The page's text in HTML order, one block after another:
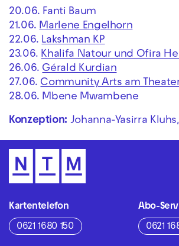
20.06. Fanti Baum
21.06. Marlene Engelhorn
22.06. Lakshman KP
23.06. Khalifa Natour und Ofira
26.06. Gérald Kurdian
27.06. Community Arts am
28.06. Mbene Mwambene
Konzeption: Johanna-Yasirra
Kartentelefon
0621 1680 150
Abo-
0621